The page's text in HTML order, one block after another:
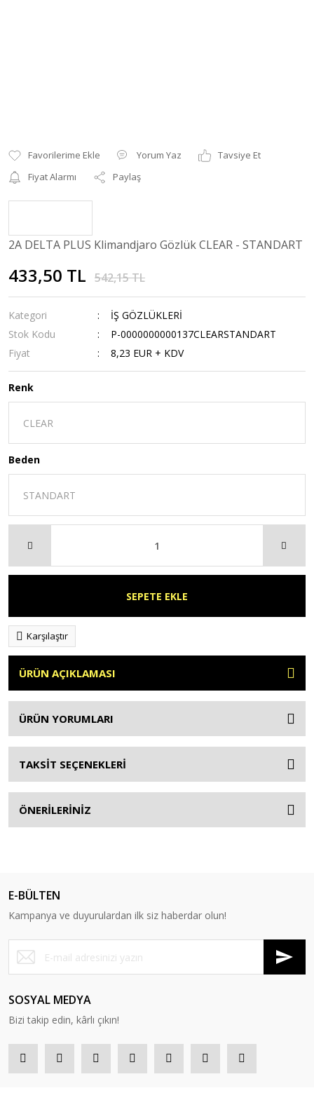
Yorum Yaz
Tavsiye Et
Fiyat Alarmı
Paylaş
2A DELTA PLUS Klimandjaro Gözlük CLEAR - STANDART
433,50 TL 542,15 TL
Kategori
İŞ GÖZLÜKLERİ
Stok Kodu
P-0000000000137CLEARSTANDART
Fiyat
8,23 EUR + KDV
Renk
Beden
SEPETE EKLE
Karşılaştır
ÜRÜN AÇIKLAMASI
ÜRÜN YORUMLARI
TAKSİT SEÇENEKLERİ
ÖNERİLERİNİZ
E-BÜLTEN
Kampanya ve duyurulardan ilk siz haberdar olun!
SOSYAL MEDYA
Bizi takip edin, kârlı çıkın!